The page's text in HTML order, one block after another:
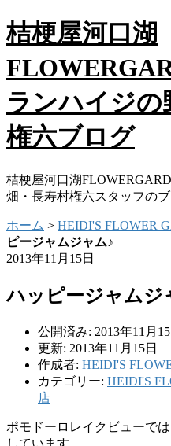
桔梗屋河口湖
ランハイジの
権六ブログ
桔梗屋河口湖
畑・長寿村権六スタッフのブ
ホーム > HEIDI'S FLOWER
ピージャムジャム♪
2013年11月15日
ハッピージャムジ
公開済み: 2013年11月15
更新: 2013年11月15日
作成者: HEIDI'S
カテゴリー: HEIDI'S
店
ポモドーロレイクビューで
しています。